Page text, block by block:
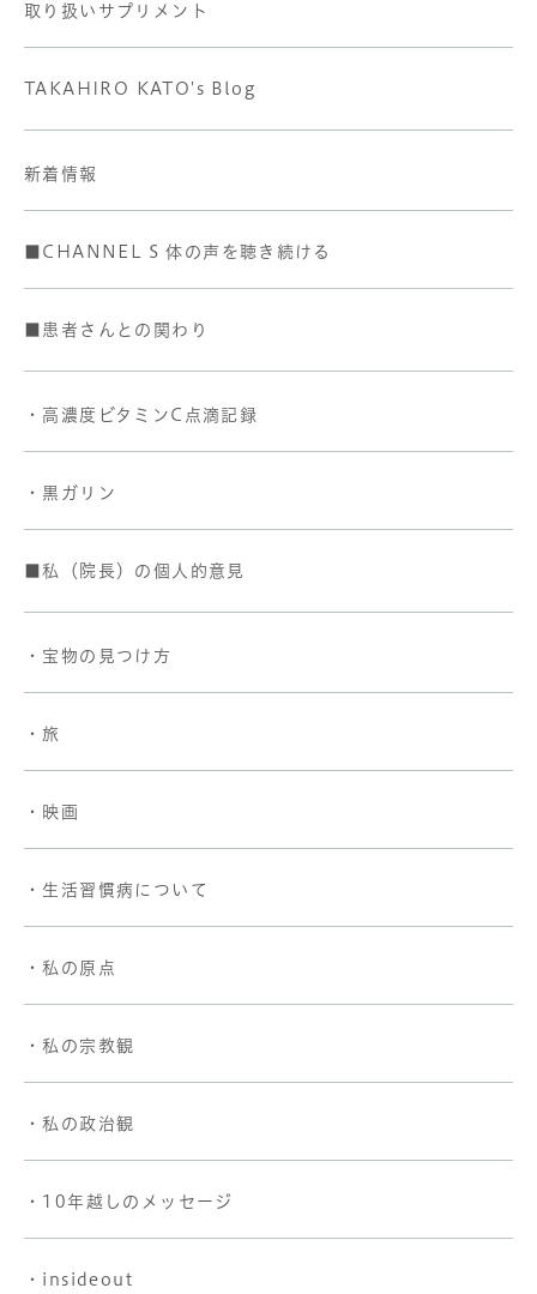
取り扱いサプリメント
TAKAHIRO KATO's Blog
新着情報
■CHANNEL S 体の声を聴き続ける
■患者さんとの関わり
・高濃度ビタミンC点滴記録
・黒ガリン
■私（院長）の個人的意見
・宝物の見つけ方
・旅
・映画
・生活習慣病について
・私の原点
・私の宗教観
・私の政治観
・10年越しのメッセージ
・insideout